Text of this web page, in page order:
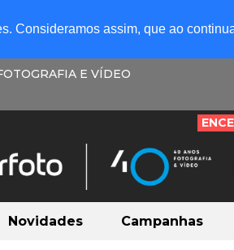
Consideramos assim, que ao
E VÍDEO
Novidades Campanhas